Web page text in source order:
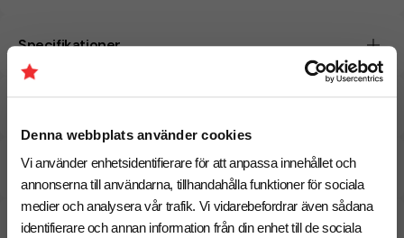
Denna webbplats använder cookies
Vi använder enhetsidentifierare för att anpassa innehållet och
annonserna till användarna, tillhandahålla funktioner för sociala
medier och analysera vår trafik. Vi vidarebefordrar även sådana
identifierare och annan information från din enhet till de sociala
Specifikationer
Pristabell
CO₂e -avtryck